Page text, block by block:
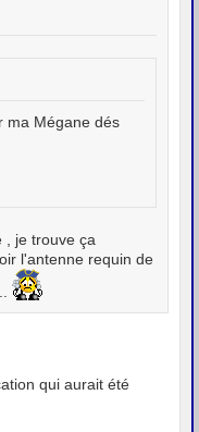
ma Mégane dés
, je trouve ça
l'antenne requin de
qui aurait été